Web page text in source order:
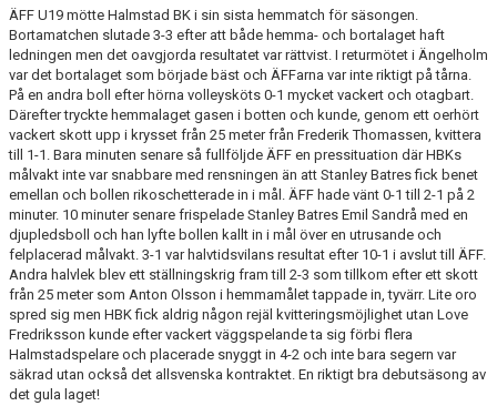
TEORI
ÄFF U19 mötte Halmstad BK i sin sista hemmatch för säsongen.
Bortamatchen slutade 3-3 efter att både hemma- och bortalaget haft
ledningen men det oavgjorda resultatet var rättvist. I returmötet i Ängelholm
var det bortalaget som började bäst och ÄFFarna var inte riktigt på tårna.
På en andra boll efter hörna volleysköts 0-1 mycket vackert och otagbart.
Därefter tryckte hemmalaget gasen i botten och kunde, genom ett oerhört
vackert skott upp i krysset från 25 meter från Frederik Thomassen, kvittera
till 1-1. Bara minuten senare så fullföljde ÄFF en pressituation där HBKs
målvakt inte var snabbare med rensningen än att Stanley Batres fick benet
emellan och bollen rikoschetterade in i mål. ÄFF hade vänt 0-1 till 2-1 på 2
minuter. 10 minuter senare frispelade Stanley Batres Emil Sandrå med en
djupledsboll och han lyfte bollen kallt in i mål över en utrusande och
felplacerad målvakt. 3-1 var halvtidsvilans resultat efter 10-1 i avslut till ÄFF.
Andra halvlek blev ett ställningskrig fram till 2-3 som tillkom efter ett skott
från 25 meter som Anton Olsson i hemmamålet tappade in, tyvärr. Lite oro
spred sig men HBK fick aldrig någon rejäl kvitteringsmöjlighet utan Love
Fredriksson kunde efter vackert väggspelande ta sig förbi flera
Halmstadspelare och placerade snyggt in 4-2 och inte bara segern var
säkrad utan också det allsvenska kontraktet. En riktigt bra debutsäsong av
det gula laget!